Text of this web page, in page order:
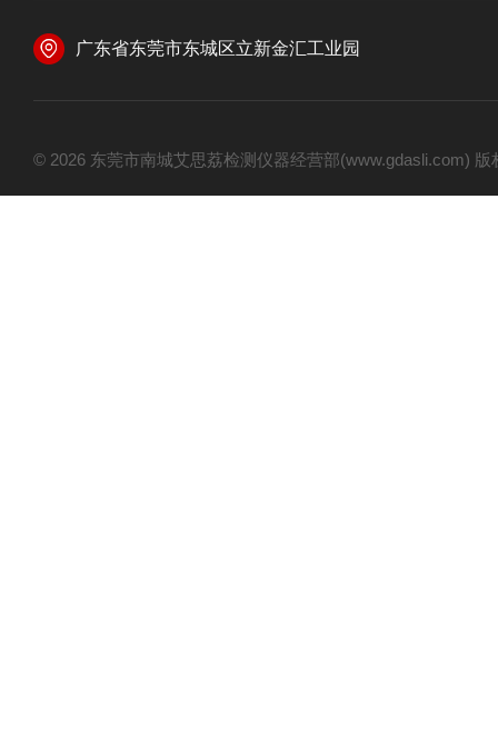
广东省东莞市东城区立新金汇工业园
© 2026 东莞市南城艾思荔检测仪器经营部(www.gdasli.com)